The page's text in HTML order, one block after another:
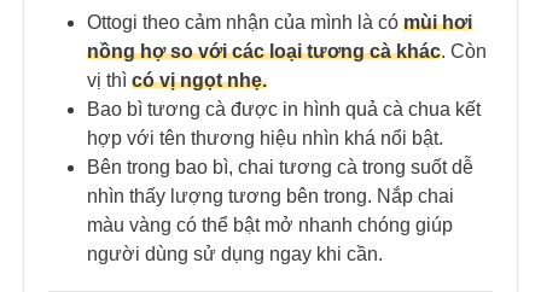
Ottogi theo cảm nhận của mình là có mùi hơi
nồng hợ so với các loại tương cà khác. Còn
vị thì có vị ngọt nhẹ.
Bao bì tương cà được in hình quả cà chua kết
hợp với tên thương hiệu nhìn khá nổi bật.
Bên trong bao bì, chai tương cà trong suốt dễ
nhìn thấy lượng tương bên trong. Nắp chai
màu vàng có thể bật mở nhanh chóng giúp
người dùng sử dụng ngay khi cần.